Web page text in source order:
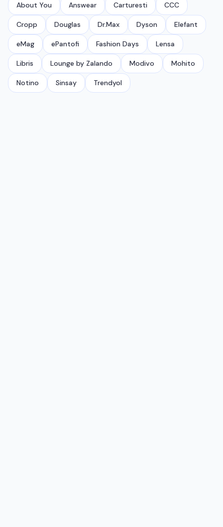
About You Answear Carturesti CCC
Cropp Douglas Dr.Max Dyson Elefant
eMag ePantofi Fashion Days Lensa
Libris Lounge by Zalando Modivo Mohito
Notino Sinsay Trendyol